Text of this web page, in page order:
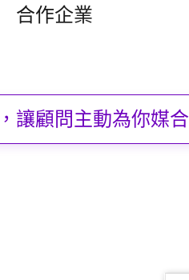
合作企業
讓顧問主動為你媒合